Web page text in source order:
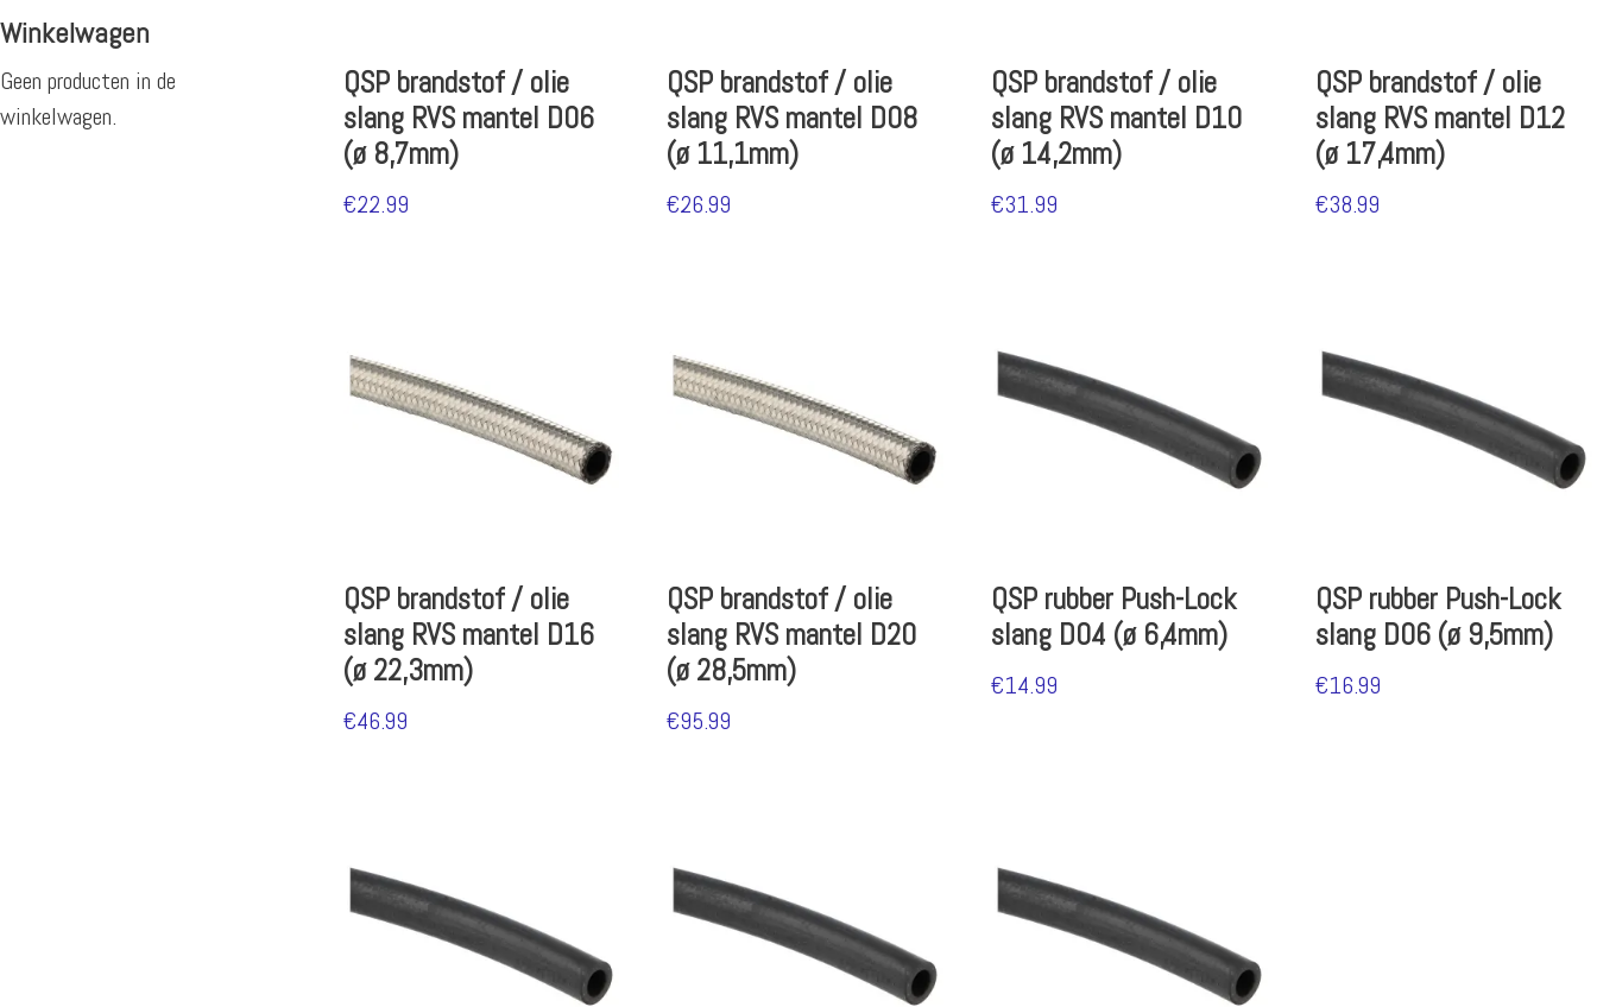
Winkelwagen
Geen producten in de
winkelwagen.
QSP brandstof / olie
slang RVS mantel D06
(ø 8,7mm)
€22.99
QSP brandstof / olie
slang RVS mantel D08
(ø 11,1mm)
€26.99
QSP brandstof / olie
slang RVS mantel D10
(ø 14,2mm)
€31.99
QSP brandstof / olie
slang RVS mantel D12
(ø 17,4mm)
€38.99
QSP brandstof / olie
slang RVS mantel D16
(ø 22,3mm)
€46.99
QSP brandstof / olie
slang RVS mantel D20
(ø 28,5mm)
€95.99
QSP rubber Push-Lock
slang D04 (ø 6,4mm)
€14.99
QSP rubber Push-Lock
slang D06 (ø 9,5mm)
€16.99